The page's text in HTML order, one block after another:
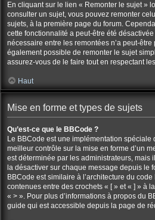
En cliquant sur le lien « Remonter le sujet »
consulter un sujet, vous pouvez remonter
sujets, à la première page du forum.
cette fonctionnalité a peut-être été désactivée
nécessaire entre les remontées n’a peut-
également possible de remonter le sujet
assurez-vous de le faire tout en respectant
Haut
Mise en forme et types de sujets
Qu’est-ce que le BBCode ?
Le BBCode est une implémentation spéciale
meilleur contrôle sur la mise en forme d’un
est déterminée par les administrateurs, mais
la désactiver sur chaque message depuis le
BBCode est similaire à l’architecture du
contenues entre des crochets « [ » et « ] » à
« > ». Pour plus d’informations à propos du
guide qui est accessible depuis la page de